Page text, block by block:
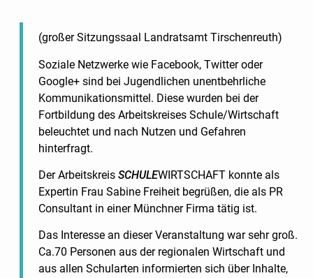
(großer Sitzungssaal Landratsamt Tirschenreuth)
Soziale Netzwerke wie Facebook, Twitter oder
Google+ sind bei Jugendlichen unentbehrliche
Kommunikationsmittel. Diese wurden bei der
Fortbildung des Arbeitskreises Schule/Wirtschaft
beleuchtet und nach Nutzen und Gefahren
hinterfragt.
Der Arbeitskreis SCHULEWIRTSCHAFT konnte als
Expertin Frau Sabine Freiheit begrüßen, die als PR
Consultant in einer Münchner Firma tätig ist.
Das Interesse an dieser Veranstaltung war sehr groß.
Ca.70 Personen aus der regionalen Wirtschaft und
aus allen Schularten informierten sich über Inhalte,